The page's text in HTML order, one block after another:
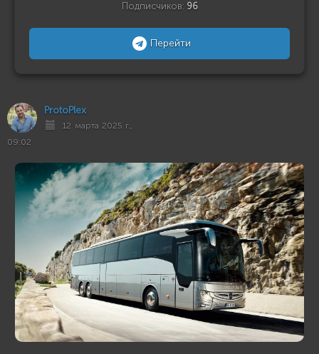
Подписчиков: 96
Перейти
ProtoPlex
12 марта 2025 г.,
09:02